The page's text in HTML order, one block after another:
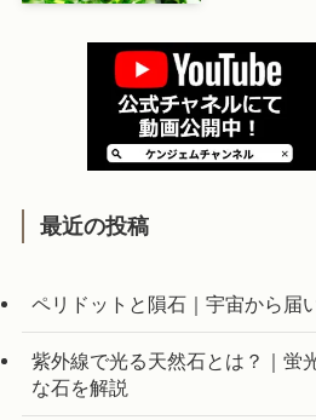
最近の投稿
ペリドットと隕石｜宇宙から届
紫外線で光る天然石とは？｜蛍
な石を解説